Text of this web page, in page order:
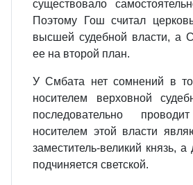
существовало
Поэтому Гош считал
высшей судебной власти, а
ее на второй план.
У Смбата нет сомнений в
носителем верховной
последовательно
носителем этой власти
заместитель‑великий князь,
подчиняется светской.